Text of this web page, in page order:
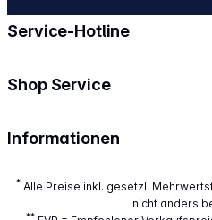
Service-Hotline
Shop Service
Informationen
* Alle Preise inkl. gesetzl.
nicht anders
**